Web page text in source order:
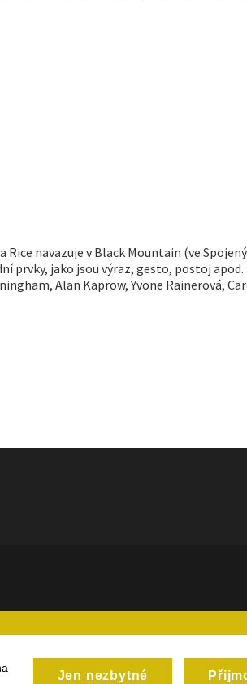
navazuje v Black Mountain (ve
prvky, jako jsou výraz, gesto, postoj
Alan Kaprow, Yvone Rainerová,
Jen nezbytné